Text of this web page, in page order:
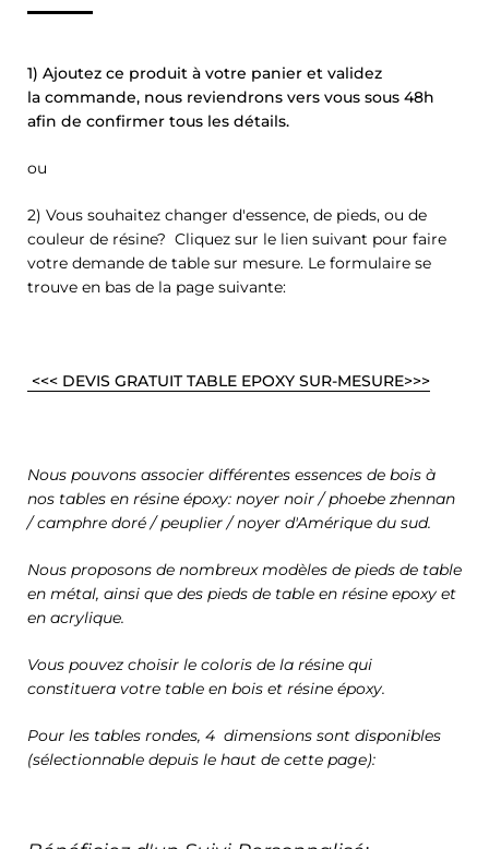
1) Ajoutez ce produit à votre panier et validez
la commande, nous reviendrons vers vous sous 48h
afin de confirmer tous les détails.
ou
2) Vous souhaitez changer d'essence, de pieds, ou de
couleur de résine? Cliquez sur le lien suivant pour faire
votre demande de table sur mesure. Le formulaire se
trouve en bas de la page suivante:
<<< DEVIS GRATUIT TABLE EPOXY SUR-MESURE>>>
Nous pouvons associer différentes essences de bois à
nos tables en résine époxy: noyer noir / phoebe zhennan
/ camphre doré / peuplier / noyer d'Amérique du sud.
Nous proposons de nombreux modèles de pieds de table
en métal, ainsi que des pieds de table en résine epoxy et
en acrylique.
Vous pouvez choisir le coloris de la résine qui
constituera votre table en bois et résine époxy.
Pour les tables rondes, 4 dimensions sont disponibles
(sélectionnable depuis le haut de cette page):